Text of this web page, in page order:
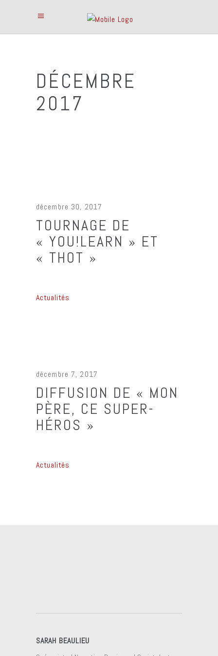
DÉCEMBRE
2017
décembre 30, 2017
TOURNAGE DE
« YOU!LEARN » ET
« THOT »
Actualités
décembre 7, 2017
DIFFUSION DE « MON
PÈRE, CE SUPER-
HÉROS »
Actualités
SARAH BEAULIEU